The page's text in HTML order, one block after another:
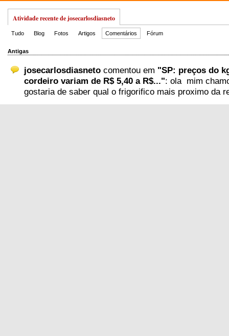
Atividade recente de josecarlosdiasneto
Tudo Blog Fotos Artigos Comentários Fórum
Antigas
josecarlosdiasneto comentou em "SP: preços do
cordeiro variam de R$ 5,40 a R$...": ola mim
gostaria de saber qual o frigorifico mais proximo da